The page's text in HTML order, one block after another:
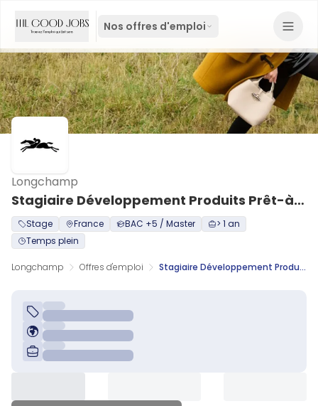
Nos offres d'emploi
Stagiaire Développement Produits Prêt-à-Porter H/F
Longchamp
Stage France BAC +5 / Master
> 1 an
Temps plein
Longchamp Offres d'emploi Stagiaire Développement Produits Prêt-à-Porter H/F